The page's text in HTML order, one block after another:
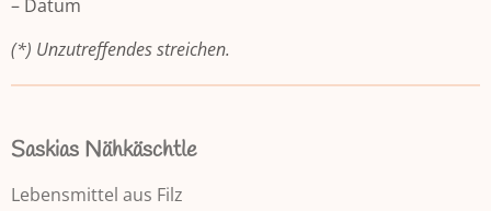
– Datum
(*) Unzutreffendes streichen.
Saskias Nähkäschtle
Lebensmittel aus Filz